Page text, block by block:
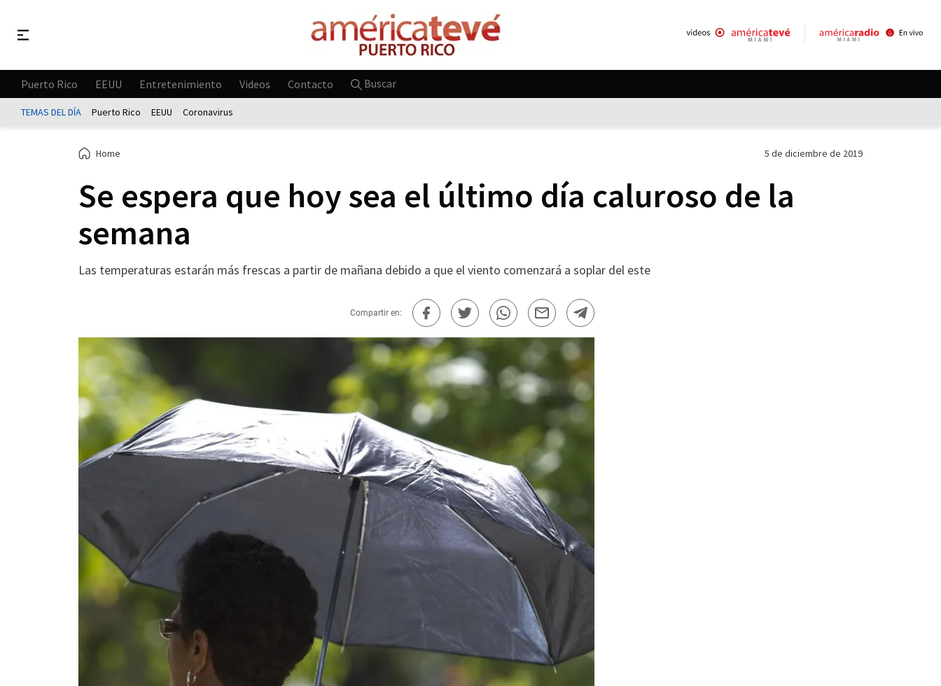
Puerto Rico EEUU Entretenimiento Videos Contacto Buscar
TEMAS DEL DÍA Puerto Rico EEUU Coronavirus
Home 5 de diciembre de 2019
Se espera que hoy sea el último día caluroso de la
semana
Las temperaturas estarán más frescas a partir de mañana debido a que el viento comenzará a soplar del este
Compartir en: